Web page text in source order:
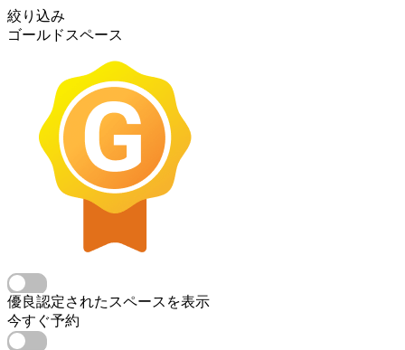
絞り込み
ゴールドスペース
優良認定されたスペースを表示
今すぐ予約